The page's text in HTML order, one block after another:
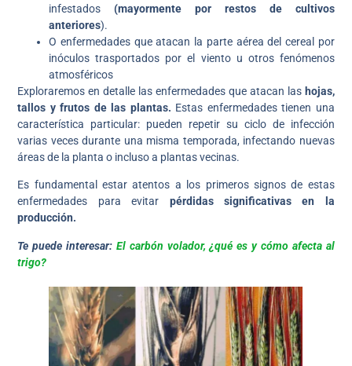
infestados(mayormente por restos de cultivos
anteriores).
O enfermedades que atacan la parte aérea del cereal por
inóculos trasportados por el viento u otros fenómenos
atmosféricos
Exploraremos en detalle las enfermedades que atacan las hojas,
tallos y frutos de las plantas. Estas enfermedades tienen una
característica particular: pueden repetir su ciclo de infección
varias veces durante una misma temporada, infectando nuevas
áreas de la planta o incluso a plantas vecinas.
Es fundamental estar atentos a los primeros signos de estas
enfermedades para evitar pérdidas significativas en la
producción.
Te puede interesar: El carbón volador, ¿qué es y cómo afecta al
trigo?